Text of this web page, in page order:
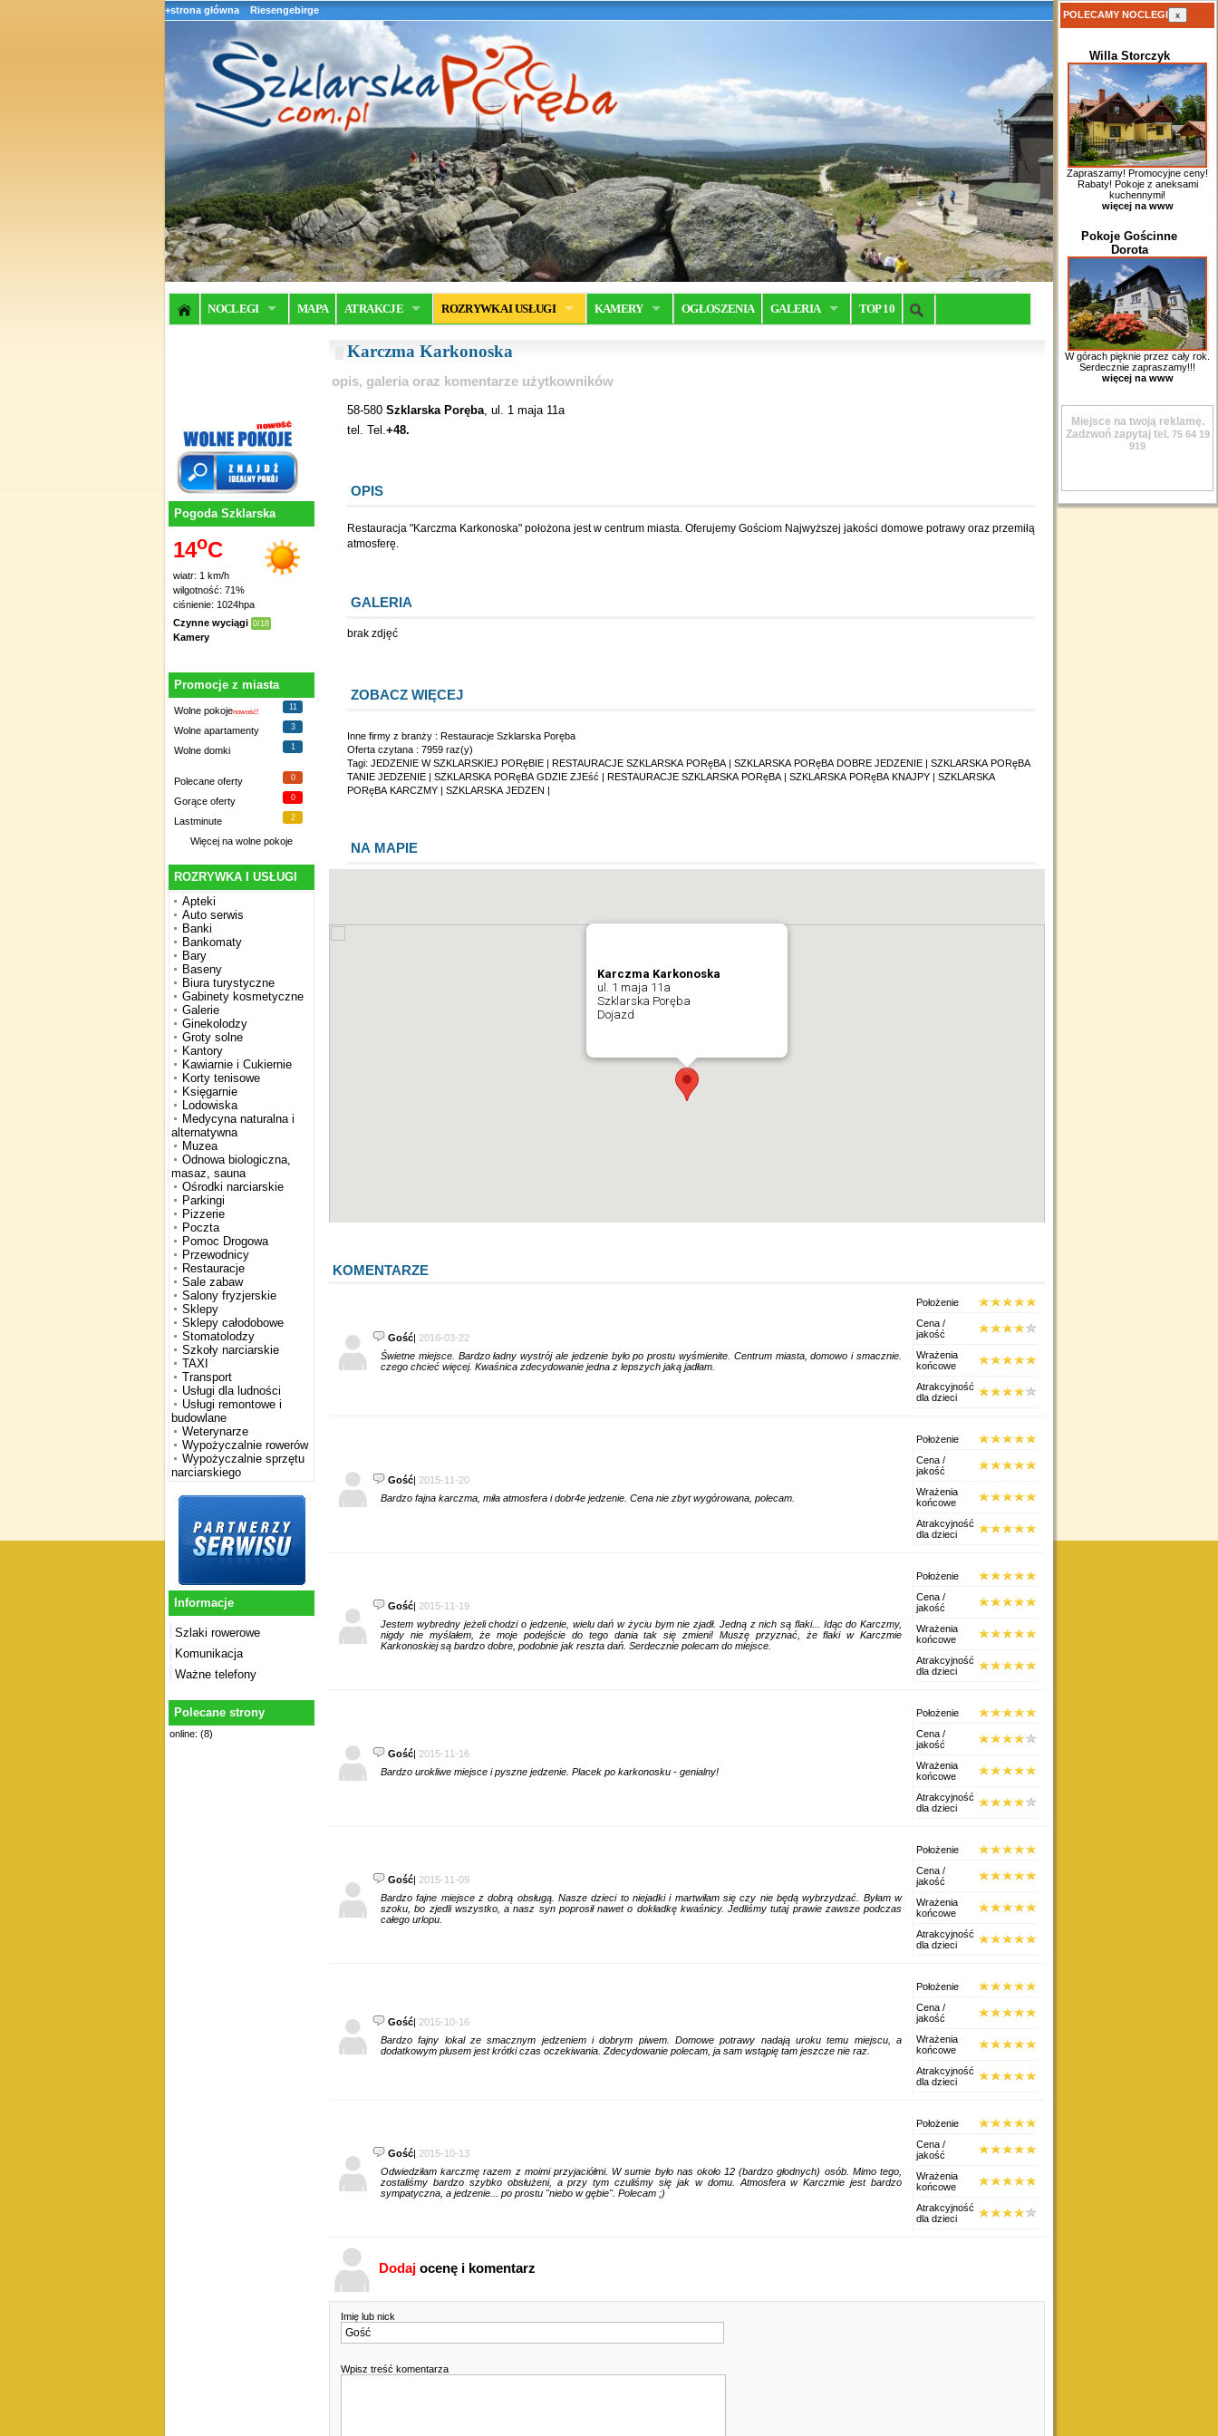
+strona główna Riesengebirge
NOCLEGI MAPA ATRAKCJE ROZRYWKA I USŁUGI KAMERY OGŁOSZENIA GALERIA TOP 10
Pogoda Szklarska
14oC
wiatr: 1 km/h
wilgotność: 71%
ciśnienie: 1024hpa
Czynne wyciągi 0/18
Kamery
Promocje z miasta
Wolne pokojenowość!
11
Wolne apartamenty 3
Wolne domki 1
Polecane oferty 0
Gorące oferty 0
Lastminute 2
Więcej na wolne pokoje
ROZRYWKA I USŁUGI
Apteki
Auto serwis
Banki
Bankomaty
Bary
Baseny
Biura turystyczne
Gabinety kosmetyczne
Galerie
Ginekolodzy
Groty solne
Kantory
Kawiarnie i Cukiernie
Korty tenisowe
Księgarnie
Lodowiska
Medycyna naturalna i
alternatywna
Muzea
Odnowa biologiczna,
masaz, sauna
Ośrodki narciarskie
Parkingi
Pizzerie
Poczta
Pomoc Drogowa
Przewodnicy
Restauracje
Sale zabaw
Salony fryzjerskie
Sklepy
Sklepy całodobowe
Stomatolodzy
Szkoły narciarskie
TAXI
Transport
Usługi dla ludności
Usługi remontowe i
budowlane
Weterynarze
Wypożyczalnie rowerów
Wypożyczalnie sprzętu
narciarskiego
Informacje
Szlaki rowerowe
Komunikacja
Ważne telefony
Polecane strony
online: (8)
Karczma Karkonoska
opis, galeria oraz komentarze użytkowników
58-580 Szklarska Poręba , ul. 1 maja 11a
tel. Tel. +48.
OPIS
Restauracja "Karczma Karkonoska" położona jest w centrum miasta. Oferujemy Gościom Najwyższej jakości domowe potrawy oraz przemiłą
atmosferę.
GALERIA
brak zdjęć
ZOBACZ WIĘCEJ
Inne firmy z branży : Restauracje Szklarska Poręba
Oferta czytana : 7959 raz(y)
Tagi: JEDZENIE W SZKLARSKIEJ PORęBIE | RESTAURACJE SZKLARSKA PORęBA | SZKLARSKA PORęBA DOBRE JEDZENIE | SZKLARSKA PORęBA
TANIE JEDZENIE | SZKLARSKA PORęBA GDZIE ZJEść | RESTAURACJE SZKLARSKA PORęBA | SZKLARSKA PORęBA KNAJPY | SZKLARSKA
PORęBA KARCZMY | SZKLARSKA JEDZEN |
NA MAPIE
Karczma Karkonoska
ul. 1 maja 11a
Szklarska Poręba
Dojazd
KOMENTARZE
Gość| 2016-03-22
Świetne miejsce. Bardzo ładny wystrój ale jedzenie było po prostu wyśmienite. Centrum miasta, domowo i smacznie.
czego chcieć więcej. Kwaśnica zdecydowanie jedna z lepszych jaką jadłam.
Położenie
Cena /
jakość
Wrażenia
końcowe
Atrakcyjność
dla dzieci
Gość| 2015-11-20
Bardzo fajna karczma, miła atmosfera i dobr4e jedzenie. Cena nie zbyt wygórowana, polecam.
Położenie
Cena /
jakość
Wrażenia
końcowe
Atrakcyjność
dla dzieci
Gość| 2015-11-19
Jestem wybredny jeżeli chodzi o jedzenie, wielu dań w życiu bym nie zjadł. Jedną z nich są flaki... Idąc do Karczmy,
nigdy nie myślałem, że moje podejście do tego dania tak się zmieni! Muszę przyznać, że flaki w Karczmie
Karkonoskiej są bardzo dobre, podobnie jak reszta dań. Serdecznie polecam do miejsce.
Położenie
Cena /
jakość
Wrażenia
końcowe
Atrakcyjność
dla dzieci
Gość| 2015-11-16
Bardzo urokliwe miejsce i pyszne jedzenie. Placek po karkonosku - genialny!
Położenie
Cena /
jakość
Wrażenia
końcowe
Atrakcyjność
dla dzieci
Gość| 2015-11-09
Bardzo fajne miejsce z dobrą obsługą. Nasze dzieci to niejadki i martwiłam się czy nie będą wybrzydzać. Byłam w
szoku, bo zjedli wszystko, a nasz syn poprosił nawet o dokładkę kwaśnicy. Jedliśmy tutaj prawie zawsze podczas
całego urlopu.
Położenie
Cena /
jakość
Wrażenia
końcowe
Atrakcyjność
dla dzieci
Gość| 2015-10-16
Bardzo fajny lokal ze smacznym jedzeniem i dobrym piwem. Domowe potrawy nadają uroku temu miejscu, a
dodatkowym plusem jest krótki czas oczekiwania. Zdecydowanie polecam, ja sam wstąpię tam jeszcze nie raz.
Położenie
Cena /
jakość
Wrażenia
końcowe
Atrakcyjność
dla dzieci
Gość| 2015-10-13
Odwiedziłam karczmę razem z moimi przyjaciółmi. W sumie było nas około 12 (bardzo głodnych) osób. Mimo tego,
zostaliśmy bardzo szybko obsłużeni, a przy tym czuliśmy się jak w domu. Atmosfera w Karczmie jest bardzo
sympatyczna, a jedzenie... po prostu "niebo w gębie". Polecam ;)
Położenie
Cena /
jakość
Wrażenia
końcowe
Atrakcyjność
dla dzieci
Dodaj ocenę i komentarz
Imię lub nick
Wpisz treść komentarza
POLECAMY NOCLEGI x
Willa Storczyk
Zapraszamy! Promocyjne ceny!
Rabaty! Pokoje z aneksami
kuchennymi!
więcej na www
Pokoje Gościnne
Dorota
W górach pięknie przez cały rok.
Serdecznie zapraszamy!!!
więcej na www
Miejsce na twoją reklamę.
Zadzwoń zapytaj tel. 75 64 19
919